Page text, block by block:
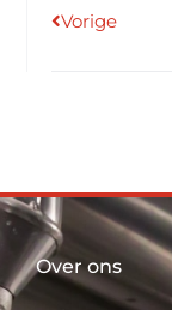
Vorige
Over ons